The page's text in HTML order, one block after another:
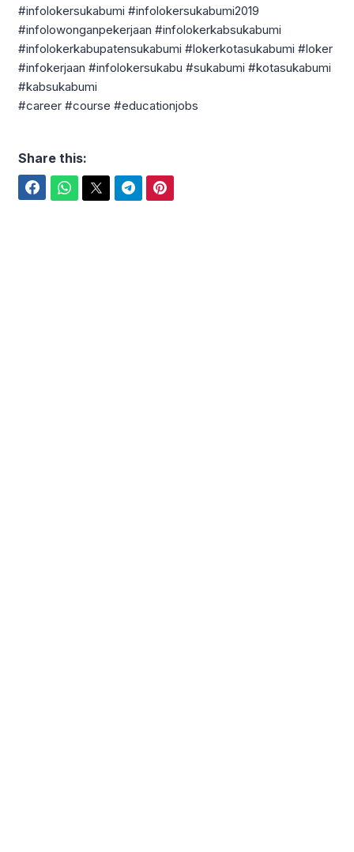
#infolokersukabumi #infolokersukabumi2019
#infolowonganpekerjaan #infolokerkabsukabumi
#infolokerkabupatensukabumi #lokerkotasukabumi #loker
#infokerjaan #infolokersukabu #sukabumi #kotasukabumi
#kabsukabumi
#career #course #educationjobs
Share this: